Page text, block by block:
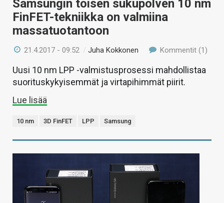
Samsungin toisen sukupolven 10 nm
FinFET-tekniikka on valmiina
massatuotantoon
21.4.2017 - 09:52 /Juha Kokkonen Kommentit (1)
Uusi 10 nm LPP -valmistusprosessi mahdollistaa
suorituskykyisemmät ja virtapihimmät piirit.
Lue lisää
10 nm 3D FinFET LPP Samsung